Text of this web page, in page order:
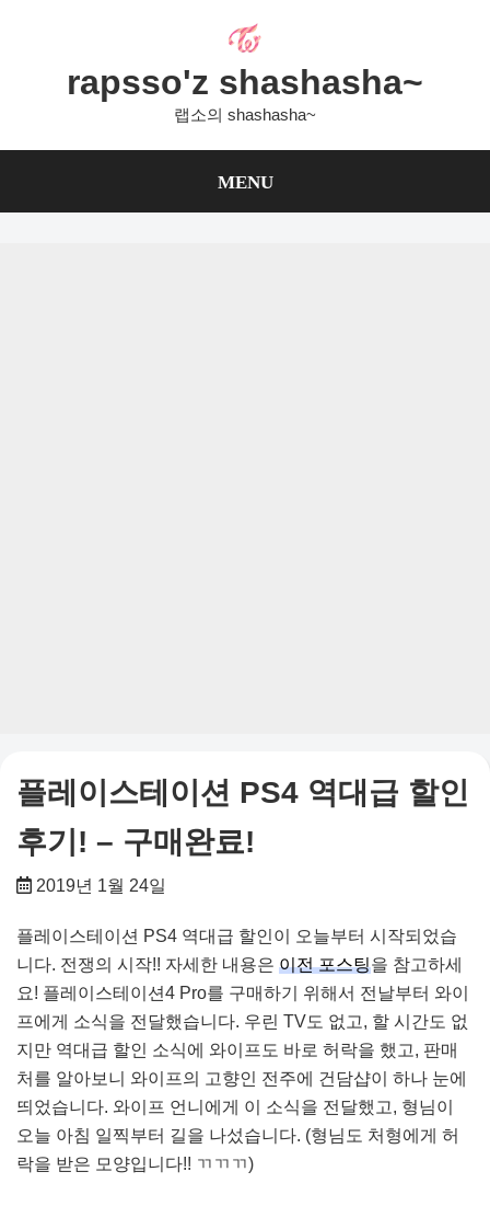
rapsso'z shashasha~
랩소의 shashasha~
MENU
플레이스테이션 PS4 역대급 할인
후기! – 구매완료!
2019년 1월 24일
플레이스테이션 PS4 역대급 할인이 오늘부터 시작되었습
니다. 전쟁의 시작!! 자세한 내용은 이전 포스팅을 참고하세
요! 플레이스테이션4 Pro를 구매하기 위해서 전날부터 와이
프에게 소식을 전달했습니다. 우린 TV도 없고, 할 시간도 없
지만 역대급 할인 소식에 와이프도 바로 허락을 했고, 판매
처를 알아보니 와이프의 고향인 전주에 건담샵이 하나 눈에
띄었습니다. 와이프 언니에게 이 소식을 전달했고, 형님이
오늘 아침 일찍부터 길을 나섰습니다. (형님도 처형에게 허
락을 받은 모양입니다!! ㄲㄲㄲ)